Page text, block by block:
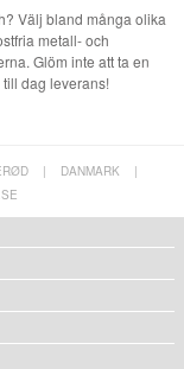
Välj bland många olika
metall- och
Glöm inte att ta en
till dag leverans!
| DANMARK
|